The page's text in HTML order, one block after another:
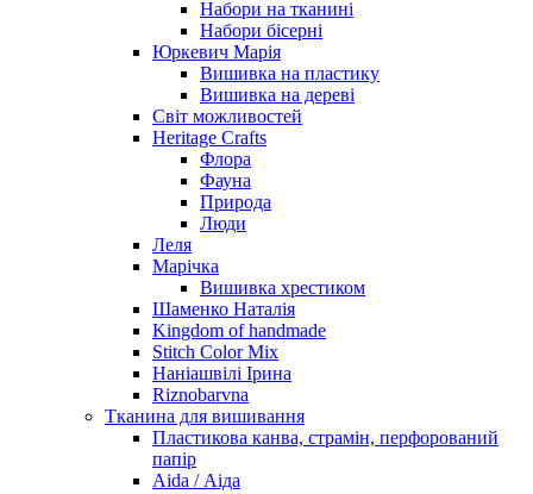
Набори на тканині
Набори бісерні
Юркевич Марія
Вишивка на пластику
Вишивка на дереві
Світ можливостей
Heritage Crafts
Флора
Фауна
Природа
Люди
Леля
Марічка
Вишивка хрестиком
Шаменко Наталія
Kingdom of handmade
Stitch Color Mix
Наніашвілі Ірина
Riznobarvna
Тканина для вишивання
Пластикова канва, страмін, перфорований
папір
Aida / Аіда